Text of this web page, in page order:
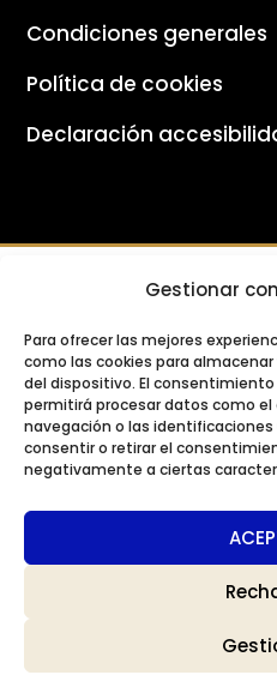
Gestionar
Para ofrecer las mejores
como las cookies para
del dispositivo. El
permitirá procesar datos como
navegación o las
consentir o retirar el
negativamente a ciertas
Condiciones generales
Política de cookies
Declaración
FINANCIADO POR LA
NEXT GENERATION